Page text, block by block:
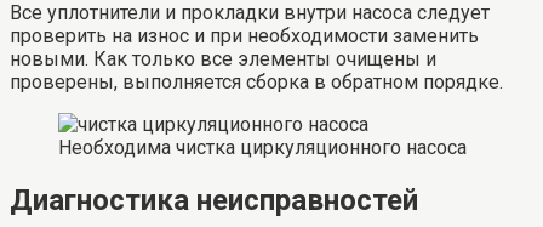
Все уплотнители и прокладки внутри насоса следует
проверить на износ и при необходимости заменить
новыми. Как только все элементы очищены и
проверены, выполняется сборка в обратном порядке.
Необходима чистка циркуляционного насоса
Диагностика неисправностей